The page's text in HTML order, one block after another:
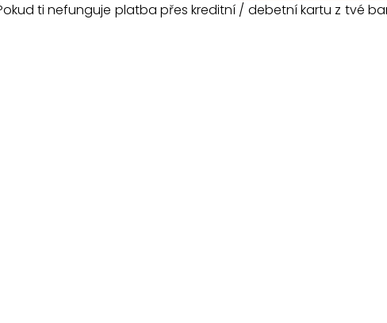
ti nefunguje platba přes kreditní / debetní kartu z tvé